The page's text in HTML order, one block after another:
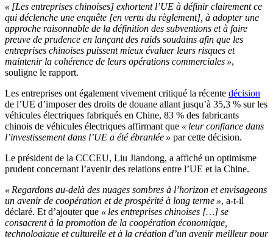
« [Les entreprises chinoises] exhortent l’UE à définir clairement ce
qui déclenche une enquête [en vertu du règlement], à adopter une
approche raisonnable de la définition des subventions et à faire
preuve de prudence en lançant des raids soudains afin que les
entreprises chinoises puissent mieux évaluer leurs risques et
maintenir la cohérence de leurs opérations commerciales »,
souligne le rapport.
Les entreprises ont également vivement critiqué la récente décision
de l’UE d’imposer des droits de douane allant jusqu’à 35,3 % sur les
véhicules électriques fabriqués en Chine, 83 % des fabricants
chinois de véhicules électriques affirmant que « leur confiance dans
l’investissement dans l’UE a été ébranlée » par cette décision.
Le président de la CCCEU, Liu Jiandong, a affiché un optimisme
prudent concernant l’avenir des relations entre l’UE et la Chine.
« Regardons au-delà des nuages sombres à l’horizon et envisageons
un avenir de coopération et de prospérité à long terme », a-t-il
déclaré. Et d’ajouter que « les entreprises chinoises […] se
consacrent à la promotion de la coopération économique,
technologique et culturelle et à la création d’un avenir meilleur pour